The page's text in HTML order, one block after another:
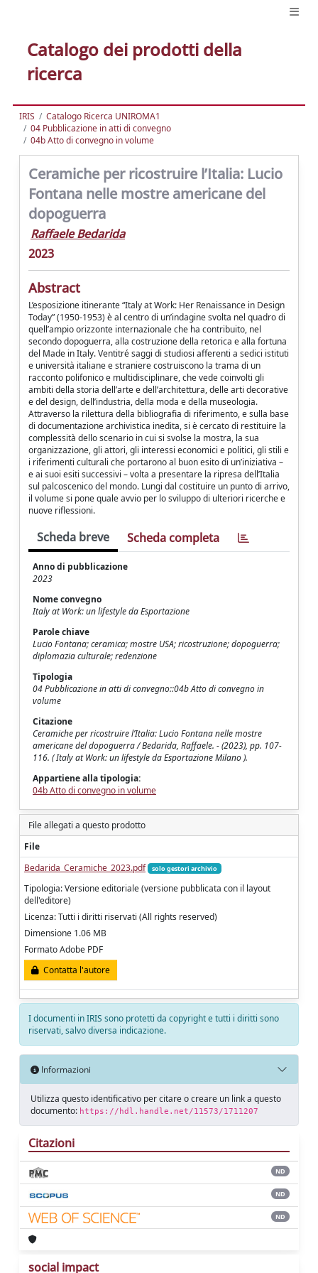
Catalogo dei prodotti della
ricerca
IRIS
Catalogo Ricerca UNIROMA1
04 Pubblicazione in atti di convegno
04b Atto di convegno in volume
Ceramiche per ricostruire l’Italia: Lucio
Fontana nelle mostre americane del
dopoguerra
Raffaele Bedarida
2023
Abstract
L’esposizione itinerante “Italy at Work: Her Renaissance in Design
Today” (1950-1953) è al centro di un’indagine svolta nel quadro di
quell’ampio orizzonte internazionale che ha contribuito, nel
secondo dopoguerra, alla costruzione della retorica e alla fortuna
del Made in Italy. Ventitré saggi di studiosi afferenti a sedici istituti
e università italiane e straniere costruiscono la trama di un
racconto polifonico e multidisciplinare, che vede coinvolti gli
ambiti della storia dell’arte e dell’architettura, delle arti decorative
e del design, dell’industria, della moda e della museologia.
Attraverso la rilettura della bibliografia di riferimento, e sulla base
di documentazione archivistica inedita, si è cercato di restituire la
complessità dello scenario in cui si svolse la mostra, la sua
organizzazione, gli attori, gli interessi economici e politici, gli stili e
i riferimenti culturali che portarono al buon esito di un’iniziativa –
e ai suoi esiti successivi – volta a presentare la ripresa dell’Italia
sul palcoscenico del mondo. Lungi dal costituire un punto di arrivo,
il volume si pone quale avvio per lo sviluppo di ulteriori ricerche e
nuove riflessioni.
Scheda breve Scheda completa
Anno di pubblicazione
2023
Nome convegno
Italy at Work: un lifestyle da Esportazione
Parole chiave
Lucio Fontana; ceramica; mostre USA; ricostruzione; dopoguerra;
diplomazia culturale; redenzione
Tipologia
04 Pubblicazione in atti di convegno::04b Atto di convegno in
volume
Citazione
Ceramiche per ricostruire l’Italia: Lucio Fontana nelle mostre
americane del dopoguerra / Bedarida, Raffaele. - (2023), pp. 107-
116. ( Italy at Work: un lifestyle da Esportazione Milano ).
Appartiene alla tipologia:
04b Atto di convegno in volume
File allegati a questo prodotto
File
Bedarida_Ceramiche_2023.pdf
solo gestori archivio
Tipologia: Versione editoriale (versione pubblicata con il layout
dell'editore)
Licenza: Tutti i diritti riservati (All rights reserved)
Dimensione 1.06 MB
Formato Adobe PDF
Contatta l'autore
I documenti in IRIS sono protetti da copyright e tutti i diritti sono
riservati, salvo diversa indicazione.
Informazioni
Utilizza questo identificativo per citare o creare un link a questo
documento: https://hdl.handle.net/11573/1711207
Citazioni
ND
ND
ND
social impact